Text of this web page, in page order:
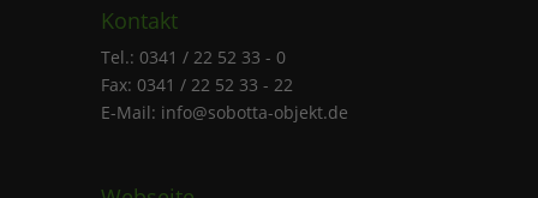
Kontakt
Tel.: 0341 / 22 52 33 - 0
Fax: 0341 / 22 52 33 - 22
E-Mail: info@sobotta-objekt.de